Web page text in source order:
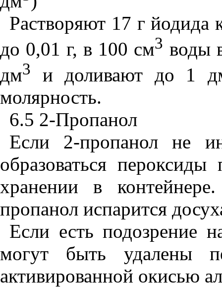
Растворяют 17 г йодида
до 0,01 г, в 100 см3 воды
дм3
и доливают до 1
молярность.
6.5 2-Пропанол
Если 2-пропанол не
образоваться
хранении в
пропанол испарится
Если есть подозрение
могут быть удалены
активированной окисью